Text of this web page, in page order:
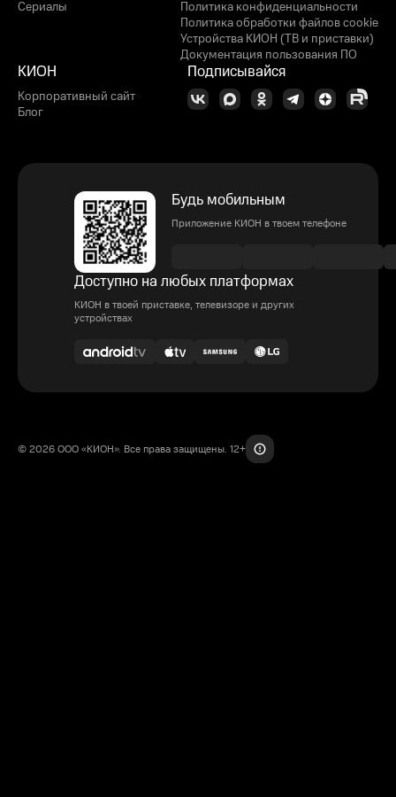
Сериалы
Политика конфиденциальности
Политика обработки файлов cookie
Устройства КИОН (ТВ и приставки)
Документация пользования ПО
КИОН
Корпоративный сайт
Блог
Подписывайся
Будь мобильным
Приложение КИОН в твоем телефоне
Доступно на любых платформах
КИОН в твоей приставке, телевизоре и других
устройствах
© 2026 ООО «КИОН». Все права защищены. 12+